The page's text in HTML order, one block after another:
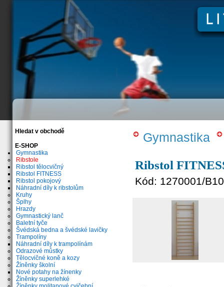
Gymnastika
Ribstol
Kód: 1270001/B10
Hledat v obchodě
E-SHOP
Gymnastika
Ribstole
Ribstol tělocvičný
Ribstol FITNESS
Ribstol pokojový
Náhradní díly k ribstolům
Kruhy
Šplhy
Hrazdy
Gymnastický lanč
Baletní tyče
Švédská bedna a švédské lavičky
Trampolíny
Náhradní díly k trampolínám
Odrazové můstky
Tělocvičné koně a kozy
Žíněnky školní
Nové potahy na žínenky
Žíněnky superlehké